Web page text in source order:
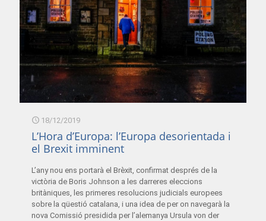
18/12/2019
L’Hora d’Europa: l’Europa desorientada i
el Brexit imminent
L’any nou ens portarà el Brèxit, confirmat després de la
victòria de Boris Johnson a les darreres eleccions
britàniques, les primeres resolucions judicials europees
sobre la qüestió catalana, i una idea de per on navegarà la
nova Comissió presidida per l’alemanya Ursula von der